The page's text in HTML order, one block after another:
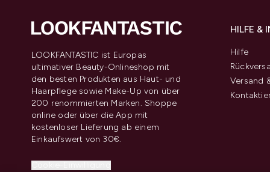
LOOKFANTASTIC ist Europas
ultimativer Beauty-Onlineshop mit
den besten Produkten aus Haut- und
Haarpflege sowie Make-Up von über
200 renommierten Marken. Shoppe
online oder über die App mit
kostenloser Lieferung ab einem
Einkaufswert von 30€.
HILFE &
Hilfe
Versand